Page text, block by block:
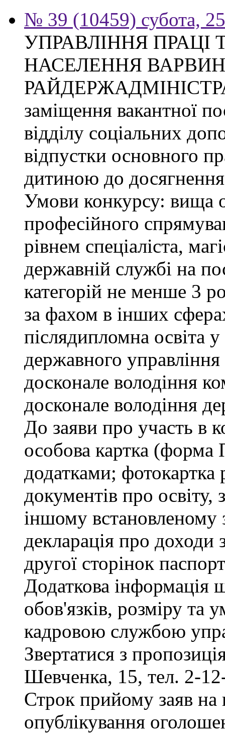
№ 39 (10459) субота,
УПРАВЛІННЯ ПРАЦІ
НАСЕЛЕННЯ
заміщення вакантної
відділу соціальних
відпустки основного
дитиною до
Умови конкурсу: вища
професійного
рівнем спеціаліста,
державній службі на
категорій не менше 3
за фахом в інших
післядипломна освіта
державного управління
досконале володіння
досконале володіння
До заяви про участь в
особова картка
додатками; фотокартка
документів про освіту,
іншому встановленому
декларація про доходи
другої сторінок
Додаткова інформація
обов'язків, розміру та
кадровою службою
Звертатися з
Шевченка, 15, тел. 2-
Строк прийому заяв на
опублікування